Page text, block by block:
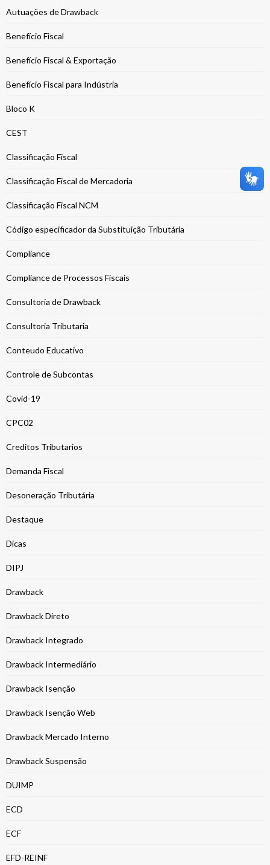
Autuações de Drawback
Benefício Fiscal
Benefício Fiscal & Exportação
Benefício Fiscal para Indústria
Bloco K
CEST
Classificação Fiscal
Classificação Fiscal de Mercadoria
Classificação Fiscal NCM
Código especificador da Substituição Tributária
Compliance
Compliance de Processos Fiscais
Consultoria de Drawback
Consultoria Tributaria
Conteudo Educativo
Controle de Subcontas
Covid-19
CPC02
Creditos Tributarios
Demanda Fiscal
Desoneração Tributária
Destaque
Dicas
DIPJ
Drawback
Drawback Direto
Drawback Integrado
Drawback Intermediário
Drawback Isenção
Drawback Isenção Web
Drawback Mercado Interno
Drawback Suspensão
DUIMP
ECD
ECF
EFD-REINF